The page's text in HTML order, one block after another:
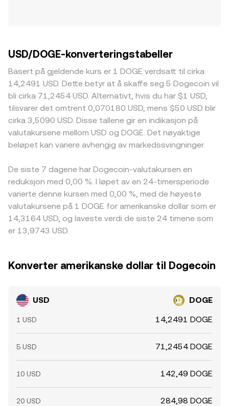
USD/DOGE-konverteringstabeller
Basert på gjeldende kurs er 1 DOGE verdsatt til cirka
14,2491 USD. Dette betyr at å skaffe seg 5 Dogecoin vil
bli cirka 71,2454 USD. Alternativt, hvis du har $1 USD,
tilsvarer det omtrent 0,070180 USD, mens $50 USD blir
cirka 3,5090 USD. Disse tallene gir en indikasjon på
valutakursene mellom USD og DOGE. Det nøyaktige
beløpet kan variere avhengig av markedssvingninger.
De siste 7 dagene har Dogecoin-valutakursen en
reduksjon med 0,00 %. I løpet av en 24-timersperiode
varierte denne kursen med 0,00 %, med de høyeste
valutakursene på 1 DOGE for amerikanske dollar som er
14,3164 USD, og laveste verdi de siste 24 timene som
er 13,9743 USD.
Konverter amerikanske dollar til Dogecoin
USD DOGE
1 USD 14,2491 DOGE
5 USD 71,2454 DOGE
10 USD 142,49 DOGE
20 USD 284,98 DOGE